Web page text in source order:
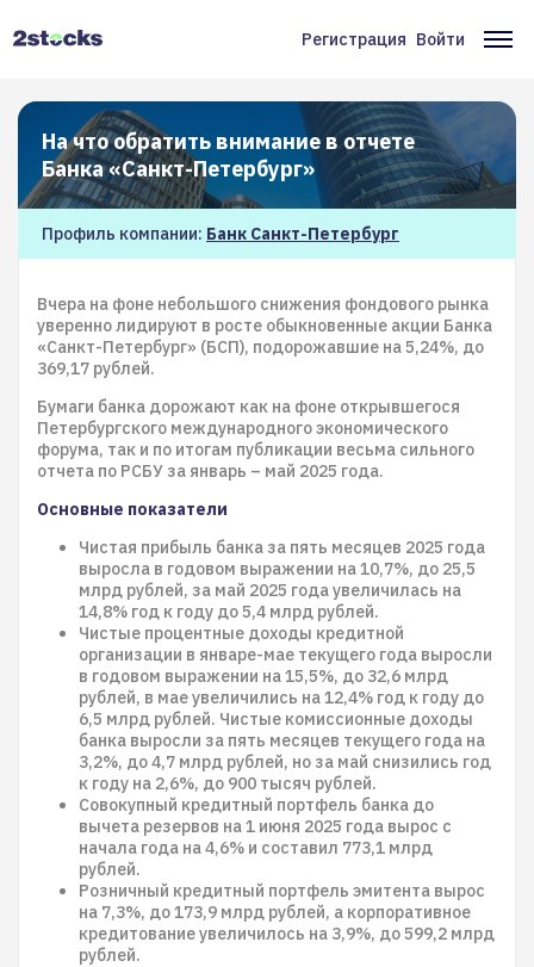
Меню
учётной
записи
пользователя
Регистрация Войти
На что обратить внимание в отчете
Банка «Санкт-Петербург»
Профиль компании: Банк Санкт-Петербург
Вчера на фоне небольшого снижения фондового рынка
уверенно лидируют в росте обыкновенные акции Банка
«Санкт-Петербург» (БСП), подорожавшие на 5,24%, до
369,17 рублей.
Бумаги банка дорожают как на фоне открывшегося
Петербургского международного экономического
форума, так и по итогам публикации весьма сильного
отчета по РСБУ за январь – май 2025 года.
Основные показатели
Чистая прибыль банка за пять месяцев 2025 года
выросла в годовом выражении на 10,7%, до 25,5
млрд рублей, за май 2025 года увеличилась на
14,8% год к году до 5,4 млрд рублей.
Чистые процентные доходы кредитной
организации в январе-мае текущего года выросли
в годовом выражении на 15,5%, до 32,6 млрд
рублей, в мае увеличились на 12,4% год к году до
6,5 млрд рублей. Чистые комиссионные доходы
банка выросли за пять месяцев текущего года на
3,2%, до 4,7 млрд рублей, но за май снизились год
к году на 2,6%, до 900 тысяч рублей.
Совокупный кредитный портфель банка до
вычета резервов на 1 июня 2025 года вырос с
начала года на 4,6% и составил 773,1 млрд
рублей.
Розничный кредитный портфель эмитента вырос
на 7,3%, до 173,9 млрд рублей, а корпоративное
кредитование увеличилось на 3,9%, до 599,2 млрд
рублей.